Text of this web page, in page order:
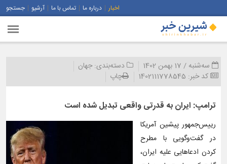
اخبار درباره ما تماس با ما آرشیو جستجو
سه‌شنبه / 17 بهمن 1402 دسته‌بندی:جهان
کد خبر: 1402111778545 چاپ
ترامپ: ایران به قدرتی واقعی تبدیل شده است
رییس‌جمهور پیشین آمریکا
در گفت‌وگویی با مطرح
کردن ادعاهایی علیه ایران،